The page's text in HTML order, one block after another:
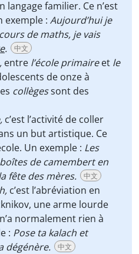
langage familier. Ce n’est
exemple : Aujourd’hui je
de maths, je vais
. 中文
entre l’école primaireet le
de onze à
collègessont des
c’est l’activité de coller
un but artistique. Ce
Un exemple : Les
de camembert en
fête des mères. 中文
c’est l’abréviation en
une arme lourde
normalement rien à
: Pose ta kalach et
dégénère.
中文